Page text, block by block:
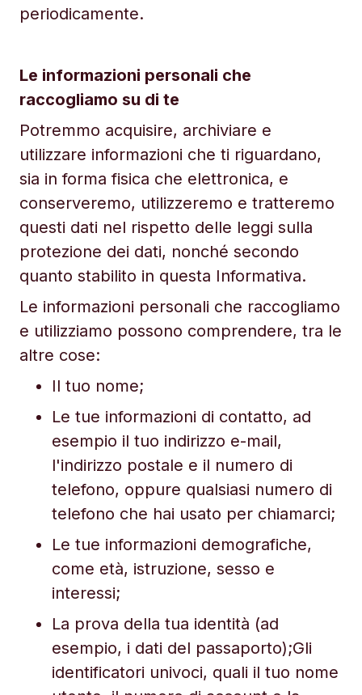
periodicamente.
Le informazioni personali che
raccogliamo su di te
Potremmo acquisire, archiviare e
utilizzare informazioni che ti riguardano,
sia in forma fisica che elettronica, e
conserveremo, utilizzeremo e tratteremo
questi dati nel rispetto delle leggi sulla
protezione dei dati, nonché secondo
quanto stabilito in questa Informativa.
Le informazioni personali che raccogliamo
e utilizziamo possono comprendere, tra le
altre cose:
Il tuo nome;
Le tue informazioni di contatto, ad
esempio il tuo indirizzo e-mail,
l'indirizzo postale e il numero di
telefono, oppure qualsiasi numero di
telefono che hai usato per chiamarci;
Le tue informazioni demografiche,
come età, istruzione, sesso e
interessi;
La prova della tua identità (ad
esempio, i dati del passaporto);Gli
identificatori univoci, quali il tuo nome